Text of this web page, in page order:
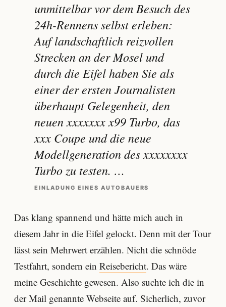
unmittelbar vor dem Besuch des
24h-Rennens selbst erleben:
Auf landschaftlich reizvollen
Strecken an der Mosel und
durch die Eifel haben Sie als
einer der ersten Journalisten
überhaupt Gelegenheit, den
neuen xxxxxxx x99 Turbo, das
xxx Coupe und die neue
Modellgeneration des xxxxxxxx
Turbo zu testen. …
EINLADUNG EINES AUTOBAUERS
Das klang spannend und hätte mich auch in
diesem Jahr in die Eifel gelockt. Denn mit der Tour
lässt sein Mehrwert erzählen. Nicht die schnöde
Testfahrt, sondern ein Reisebericht. Das wäre
meine Geschichte gewesen. Also suchte ich die in
der Mail genannte Webseite auf. Sicherlich, zuvor